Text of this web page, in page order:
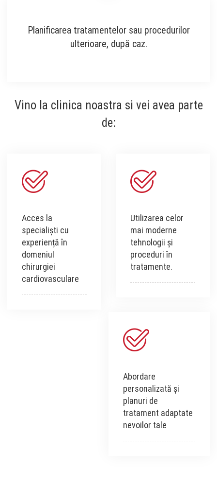
Planificarea tratamentelor sau procedurilor
ulterioare, după caz.
Vino la clinica noastra si vei avea parte
de:
Acces la
specialiști cu
experiență în
domeniul
chirurgiei
cardiovasculare
Utilizarea celor
mai moderne
tehnologii și
proceduri în
tratamente.
Abordare
personalizată și
planuri de
tratament adaptate
nevoilor tale